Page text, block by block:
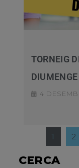
TORNEIG
4
1 2
CERCA